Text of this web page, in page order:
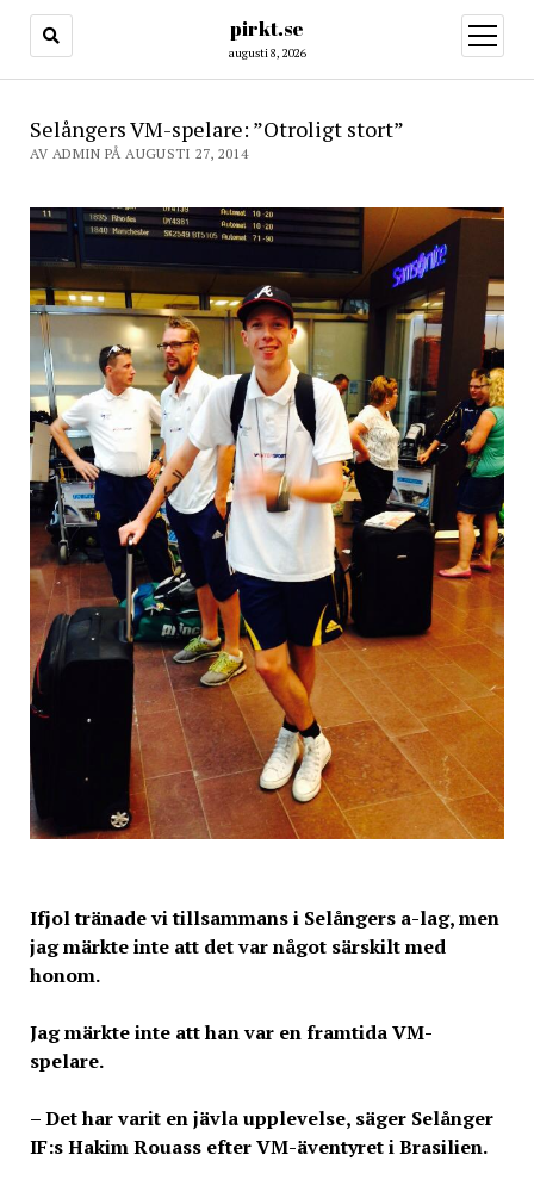
pirkt.se
augusti 8, 2026
öppna
meny
Selångers VM-spelare: ”Otroligt stort”
AV ADMIN PÅ AUGUSTI 27, 2014
Ifjol tränade vi tillsammans i Selångers a-lag, men
jag märkte inte att det var något särskilt med
honom.
Jag märkte inte att han var en framtida VM-
spelare.
– Det har varit en jävla upplevelse, säger Selånger
IF:s Hakim Rouass efter VM-äventyret i Brasilien.